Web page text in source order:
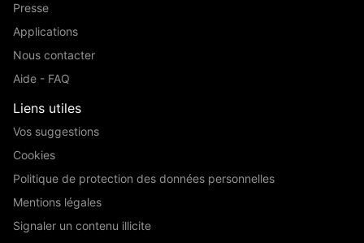
Presse
Applications
Nous contacter
Aide - FAQ
Liens utiles
Vos suggestions
Cookies
Politique de protection des données personnelles
Mentions légales
Signaler un contenu illicite